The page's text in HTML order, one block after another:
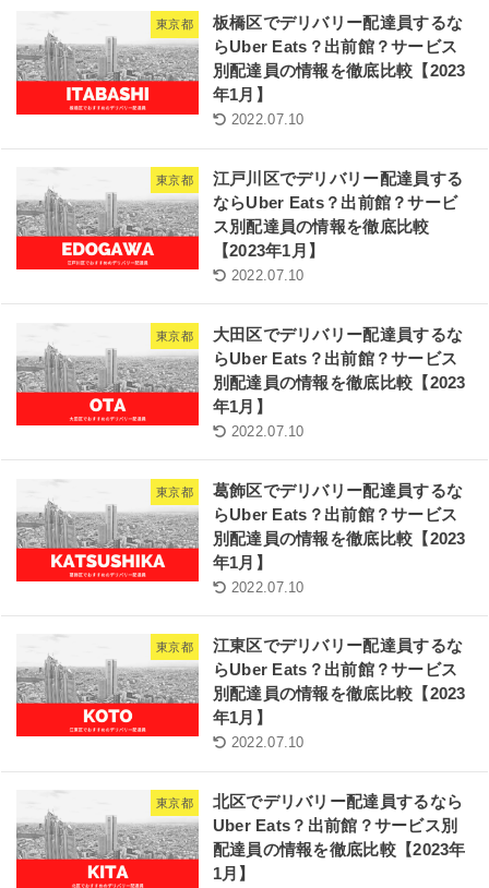
東京都
板橋区でデリバリー配達員するな
らUber Eats？出前館？サービス
別配達員の情報を徹底比較【2023
年1月】
2022.07.10
東京都
江戸川区でデリバリー配達員する
ならUber Eats？出前館？サービ
ス別配達員の情報を徹底比較
【2023年1月】
2022.07.10
東京都
大田区でデリバリー配達員するな
らUber Eats？出前館？サービス
別配達員の情報を徹底比較【2023
年1月】
2022.07.10
東京都
葛飾区でデリバリー配達員するな
らUber Eats？出前館？サービス
別配達員の情報を徹底比較【2023
年1月】
2022.07.10
東京都
江東区でデリバリー配達員するな
らUber Eats？出前館？サービス
別配達員の情報を徹底比較【2023
年1月】
2022.07.10
東京都
北区でデリバリー配達員するなら
Uber Eats？出前館？サービス別
配達員の情報を徹底比較【2023年
1月】